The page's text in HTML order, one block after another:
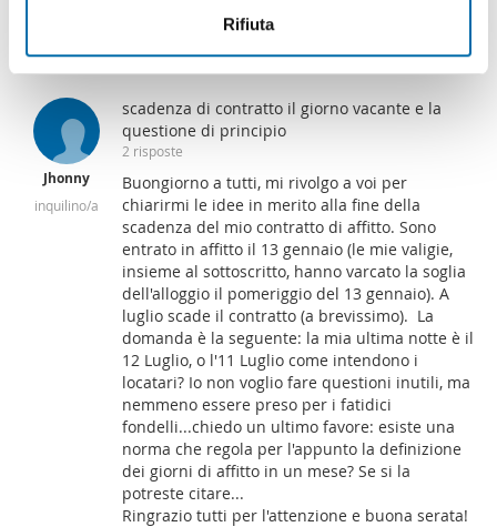
informazioni sul modo in cui utilizza il nostro sito con i
nostri partner che si occupano di analisi dei dati web,
pubblicità e social media, i quali potrebbero combinarle
con altre informazioni che ha fornito loro o che hanno
raccolto dal suo utilizzo dei loro servizi.
Rifiuta
Jhonny
inquilino/a
scadenza di contratto il giorno vacante e la
questione di principio
2 risposte
Buongiorno a tutti, mi rivolgo a voi per
chiarirmi le idee in merito alla fine della
scadenza del mio contratto di affitto. Sono
entrato in affitto il 13 gennaio (le mie valigie,
insieme al sottoscritto, hanno varcato la soglia
dell'alloggio il pomeriggio del 13 gennaio). A
luglio scade il contratto (a brevissimo). La
domanda è la seguente: la mia ultima notte è il
12 Luglio, o l'11 Luglio come intendono i
locatari? Io non voglio fare questioni inutili, ma
nemmeno essere preso per i fatidici
fondelli...chiedo un ultimo favore: esiste una
norma che regola per l'appunto la definizione
dei giorni di affitto in un mese? Se si la
potreste citare...
Ringrazio tutti per l'attenzione e buona serata!